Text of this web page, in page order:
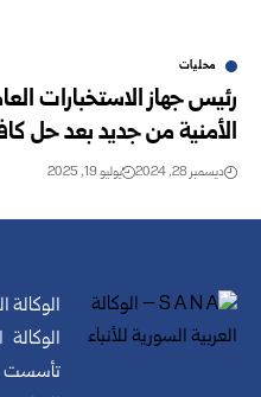
محليات
رئيس جهاز الاستخبارات
الأمنية من جديد بعد حل
ديسمبر 28, 2024 يوليو 19, 2025
الوكالة